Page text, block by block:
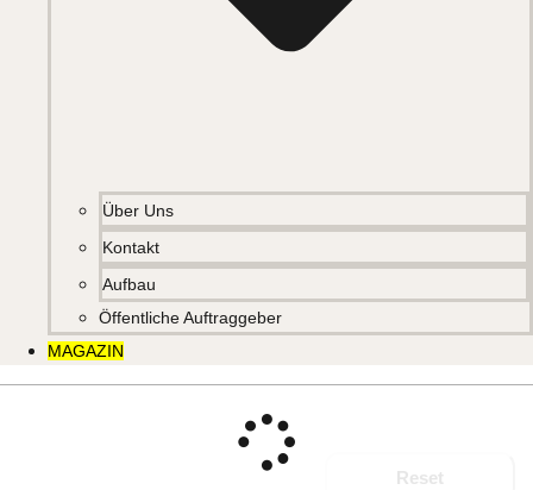
Über Uns
Kontakt
Aufbau
Öffentliche Auftraggeber
MAGAZIN
Reset